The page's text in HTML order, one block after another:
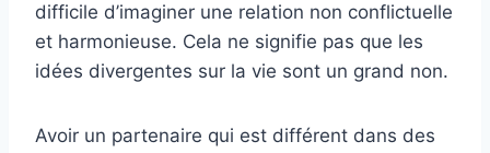
difficile d’imaginer une relation non conflictuelle
et harmonieuse. Cela ne signifie pas que les
idées divergentes sur la vie sont un grand non.
Avoir un partenaire qui est différent dans des